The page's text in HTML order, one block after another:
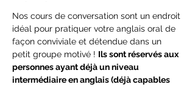
Nos cours de conversation sont un endroit
idéal pour pratiquer votre anglais oral de
façon conviviale et détendue dans un
petit groupe motivé ! Ils sont réservés aux
personnes ayant déjà un niveau
intermédiaire en anglais (déjà capables